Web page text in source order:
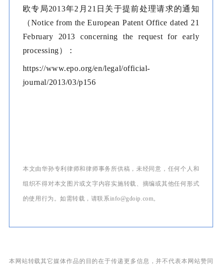
欧专局2013年2月21日关于提前处理请求的通知
（Notice from the European Patent Office dated 21
February 2013 concerning the request for early
processing）：
https://www.epo.org/en/legal/official-
journal/2013/03/p156
本文由华孙专利律师和律师事务所供稿，未经同意，任何个人和
组织不得对本文图片或文字内容实施转载、摘编或其他任何形式
的使用行为。如需转载，请联系info@gdoip.com。
本网站转载其它媒体作品的目的在于传递更多信息，并不代表本网站赞同